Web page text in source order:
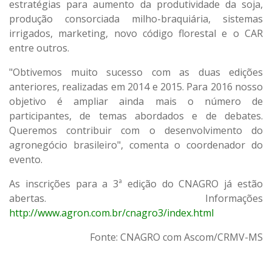
estratégias para aumento da produtividade da soja,
produção consorciada milho-braquiária, sistemas
irrigados, marketing, novo código florestal e o CAR
entre outros.
"Obtivemos muito sucesso com as duas edições
anteriores, realizadas em 2014 e 2015. Para 2016 nosso
objetivo é ampliar ainda mais o número de
participantes, de temas abordados e de debates.
Queremos contribuir com o desenvolvimento do
agronegócio brasileiro", comenta o coordenador do
evento.
As inscrições para a 3ª edição do CNAGRO já estão
abertas. Informações
http://www.agron.com.br/cnagro3/index.html
Fonte: CNAGRO com Ascom/CRMV-MS